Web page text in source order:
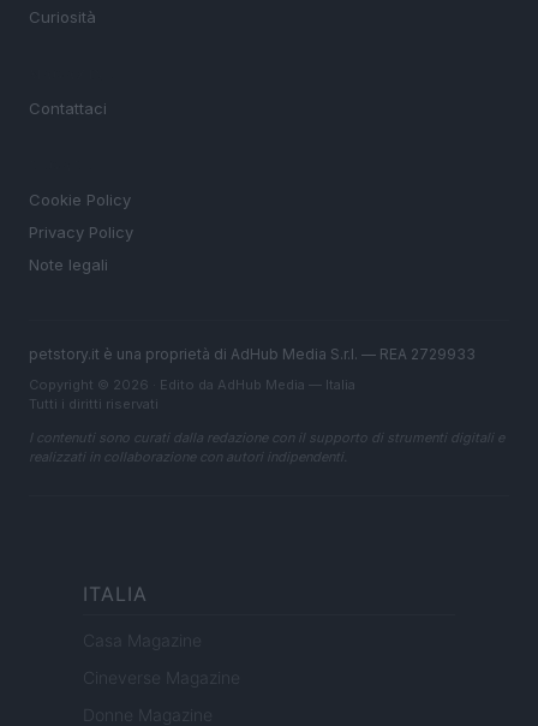
Curiosità
Contattaci
Cookie Policy
Privacy Policy
Note legali
petstory.it è una proprietà di AdHub Media S.r.l. — REA 2729933
Copyright © 2026 · Edito da AdHub Media — Italia
Tutti i diritti riservati
I contenuti sono curati dalla redazione con il supporto di strumenti digitali e
realizzati in collaborazione con autori indipendenti.
ITALIA
Casa Magazine
Cineverse Magazine
Donne Magazine